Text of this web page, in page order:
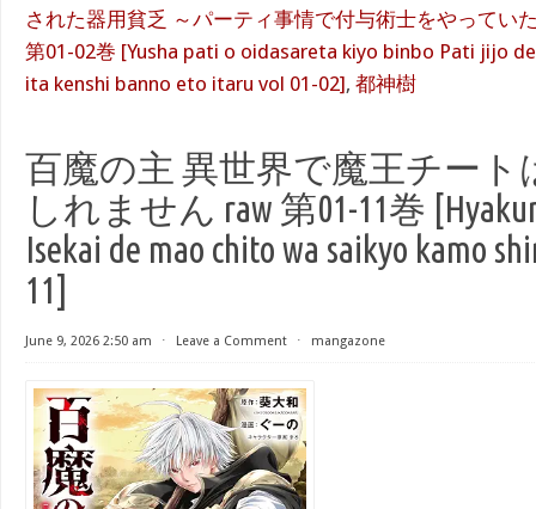
された器用貧乏 ～パーティ事情で付与術士をやってい
第01-02巻 [Yusha pati o oidasareta kiyo binbo Pati jijo
ita kenshi banno eto itaru vol 01-02], 都神樹
百魔の主 異世界で魔王チート
しれません raw 第01-11巻
Isekai de mao chito wa saikyo kamo
11]
June 9, 2026 2:50 am ⋅ Leave a Comment ⋅ mangazone